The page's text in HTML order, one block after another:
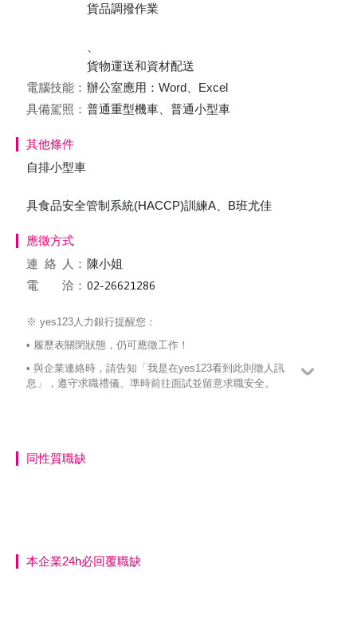
貨品調撥作業
貨物運送和資材配送
電腦技能： 辦公室應用：Word、Excel
具備駕照： 普通重型機車、普通小型車
其他條件
自排小型車
具食品安全管制系統(HACCP)訓練A、B班尤佳
應徵方式
連絡
人： 陳小姐
電 洽：
※ yes123人力銀行提醒您：
• 履歷表關閉狀態，仍可應徵工作！
• 與企業連絡時，請告知「我是在yes123看到此則徵人訊
息」，遵守求職禮儀、準時前往面試並留意求職安全。
同性質職缺
本企業24h必回覆職缺